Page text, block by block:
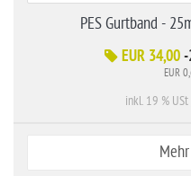
PES Gurtband -
EUR 34,00
EUR
inkl. 19 % USt